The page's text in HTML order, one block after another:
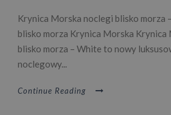
Krynica Morska noclegi blisko morza
blisko morza Krynica Morska Krynica
blisko morza – White to nowy
noclegowy...
Continue Reading